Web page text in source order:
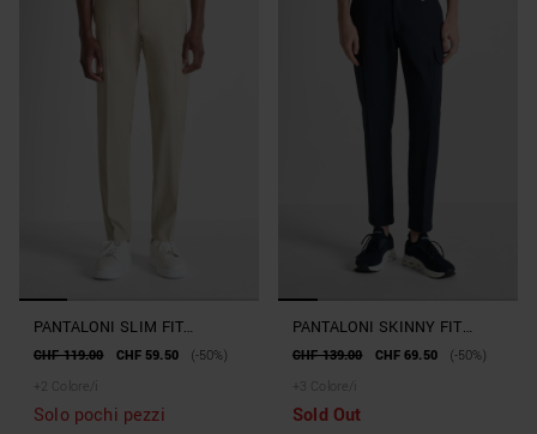
PANTALONI SLIM FIT
"BONNIE" IN MISTO
CHF 119.00 CHF 59.50
(-50%)
+ 2 Colore/i
Solo pochi pezzi
PANTALONI SKINNY FIT
"BJORN" IN TESSUTO MISTO
CHF 139.00 CHF 69.50
(-50%)
+ 3 Colore/i
Sold Out